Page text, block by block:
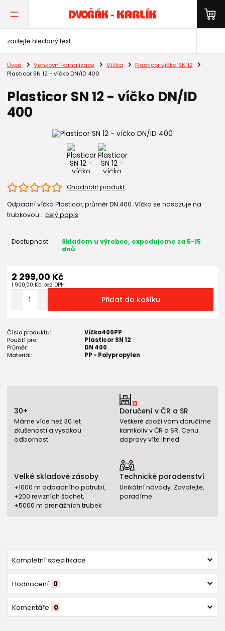
Úvod Venkovní kanalizace Víčka
Plasticor víčka SN 12
Plasticor SN 12 - víčko DN/ID 400
Plasticor SN 12 - víčko DN/ID
400
Ohodnotit produkt
Odpadní víčko Plasticor, průměr DN 400. Víčko se nasazuje na
trubkovou... celý popis
Dostupnost
Skladem u výrobce, expedujeme za 5-15
dnů
2 299,00 Kč
1 900,00 Kč bez DPH
Přidat do košíku
Číslo produktu:
Víčko400PP
Použití pro:
Plasticor SN 12
Průměr:
DN 400
Materiál:
PP - Polypropylen
30+
Máme více než 30 let
zkušeností a vysokou
odbornost.
Doručení v ČR a SR
Veškeré zboží vám doručíme
kamkoliv v ČR a SR. Cenu
dopravy víte ihned.
Velké skladové zásoby
+1000 m odpadního potrubí,
+200 revizních šachet,
+5000 m drenážních trubek
Technické poradenství
Unikátní návody. Zavolejte,
poradíme.
Kompletní specifikace
Hodnocení 0
Komentáře 0